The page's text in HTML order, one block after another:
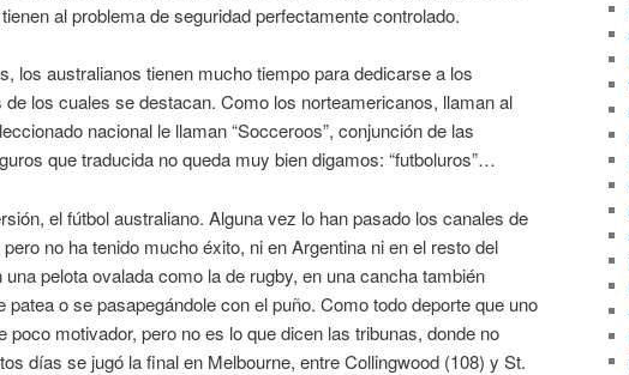
al problema de seguridad perfectamente controlado.
los australianos tienen mucho tiempo para dedicarse a los
los cuales se destacan. Como los norteamericanos, llaman al
nacional le llaman “Socceroos”, conjunción de las
que traducida no queda muy bien digamos: “futboluros”…
el fútbol australiano. Alguna vez lo han pasado los canales de
no ha tenido mucho éxito, ni en Argentina ni en el resto del
pelota ovalada como la de rugby, en una cancha también
patea o se pasapegándole con el puño. Como todo deporte que uno
poco motivador, pero no es lo que dicen las tribunas, donde no
días se jugó la final en Melbourne, entre Collingwood (108) y St.